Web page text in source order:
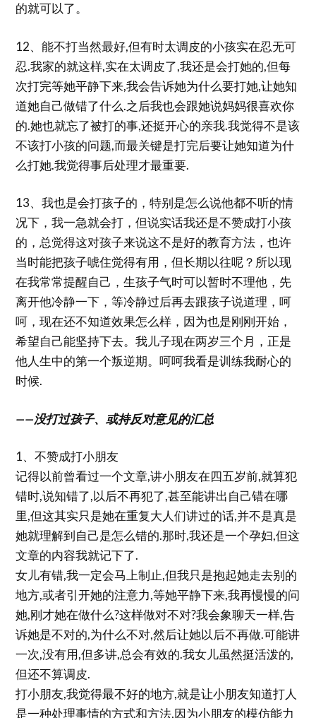
的就可以了。
12、能不打当然最好,但有时太调皮的小孩实在忍无可
忍.我家的就这样,实在太调皮了,我还是会打她的,但每
次打完等她平静下来,我会告诉她为什么要打她,让她知
道她自己做错了什么.之后我也会跟她说妈妈很喜欢你
的.她也就忘了被打的事,还挺开心的亲我.我觉得不是该
不该打小孩的问题,而最关键是打完后要让她知道为什
么打她.我觉得事后处理才最重要.
13、我也是会打孩子的，特别是怎么说他都不听的情
况下，我一急就会打，但说实话我还是不赞成打小孩
的，总觉得这对孩子来说这不是好的教育方法，也许
当时能把孩子唬住觉得有用，但长期以往呢？所以现
在我常常提醒自己，生孩子气时可以暂时不理他，先
离开他冷静一下，等冷静过后再去跟孩子说道理，呵
呵，现在还不知道效果怎么样，因为也是刚刚开始，
希望自己能坚持下去。我儿子现在两岁三个月，正是
他人生中的第一个叛逆期。呵呵我看是训练我耐心的
时候.
——没打过孩子、或持反对意见的汇总
1、不赞成打小朋友
记得以前曾看过一个文章,讲小朋友在四五岁前,就算犯
错时,说知错了,以后不再犯了,甚至能讲出自己错在哪
里,但这其实只是她在重复大人们讲过的话,并不是真是
她就理解到自己是怎么错的.那时,我还是一个孕妇,但这
文章的内容我就记下了.
女儿有错,我一定会马上制止,但我只是抱起她走去别的
地方,或者引开她的注意力,等她平静下来,我再慢慢的问
她,刚才她在做什么?这样做对不对?我会象聊天一样,告
诉她是不对的,为什么不对,然后让她以后不再做.可能讲
一次,没有用,但多讲,总会有效的.我女儿虽然挺活泼的,
但还不算调皮.
打小朋友,我觉得最不好的地方,就是让小朋友知道打人
是一种处理事情的方式和方法,因为小朋友的模仿能力